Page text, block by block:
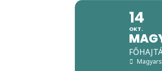
14
OKT.